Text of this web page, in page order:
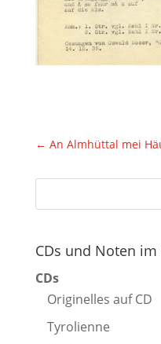
← An Almhüttal mei
CDs und Noten im
CDs
Originelles auf CD
Tyrolienne